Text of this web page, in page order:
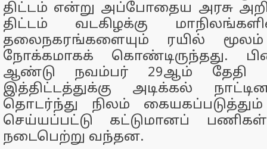
திட்டம் என்று அப்போதைய அரசு
திட்டம் வடகிழக்கு
தலைநகரங்களையும் ரயில்
நோக்கமாகக் கொண்டிருந்தது.
ஆண்டு நவம்பர் 29ஆம் தேதி
இத்திட்டத்துக்கு அடிக்கல்
தொடர்ந்து நிலம்
செய்யப்பட்டு கட்டுமானப்
நடைபெற்று வந்தன.